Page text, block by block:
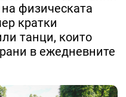
физическата
кратки
танци, които
в ежедневните